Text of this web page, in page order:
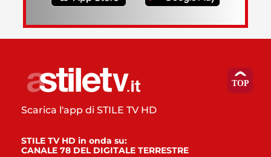
Scarica l'app di STILE TV HD
STILE TV HD in onda su:
CANALE 78 DEL DIGITALE TERRESTRE